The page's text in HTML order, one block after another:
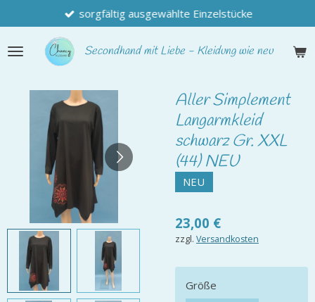
Hauptinhalt
springen
Secondhandmit Liebe - Kleidung wie neu
sorgfältig ausgewählte Einzelstücke
Aller Simplement
Langarmkleid
schwarz Gr. XXL
(44) NEU
NEU
23,00 €
zzgl. Versandkosten
Größe